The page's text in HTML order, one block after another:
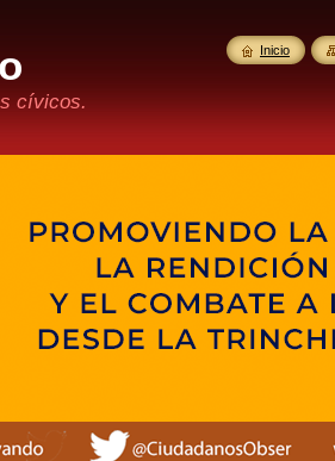
cívicos.
Inicio